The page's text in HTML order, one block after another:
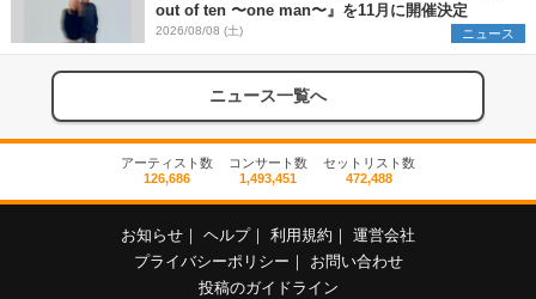
out of ten 〜one man〜』を11月に開催決定
2026/08/08 (土) ニュース
ニュース一覧へ
アーティスト数
126,686
コンサート数
1,493,451
セットリスト数
472,488
お知らせ ｜ ヘルプ｜ 利用規約 ｜ 運営会社
プライバシーポリシー ｜
お問い合わせ
投稿のガイドライン